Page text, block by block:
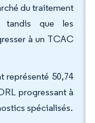
du traitement
tandis que les
à un TCAC
représenté 50,74
progressant à
spécialisés.